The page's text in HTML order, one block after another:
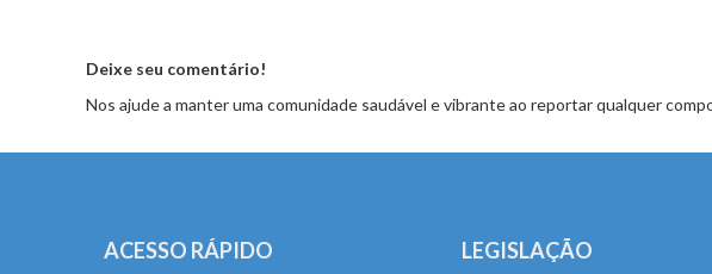
Deixe seu comentário!
Nos ajude a manter uma comunidade saudável e vibrante ao reportar qualquer
ACESSO RÁPIDO LEGISLAÇÃO